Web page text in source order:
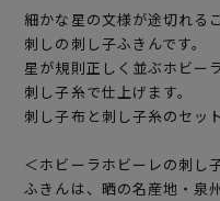
細かな星の文様が途切れる
刺しの刺し子ふきんです。
星が規則正しく並ぶホビー
刺し子糸で仕上げます。
刺し子布と刺し子糸のセット
＜ホビーラホビーレの刺し
ふきんは、晒の名産地・泉